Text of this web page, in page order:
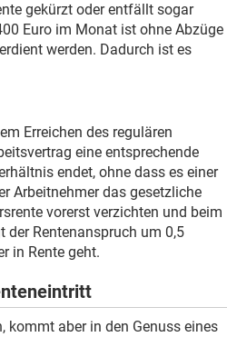
gekürzt oder entfällt sogar
Euro im Monat ist ohne Abzüge
werden. Dadurch ist es
Erreichen des regulären
eine entsprechende
endet, ohne dass es einer
Arbeitnehmer das gesetzliche
vorerst verzichten und beim
der Rentenanspruch um 0,5
in Rente geht.
kommt aber in den Genuss eines